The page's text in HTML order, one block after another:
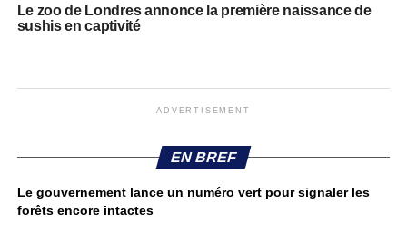
Le zoo de Londres annonce la première naissance de
sushis en captivité
ADVERTISEMENT
EN BREF
Le gouvernement lance un numéro vert pour signaler les
forêts encore intactes